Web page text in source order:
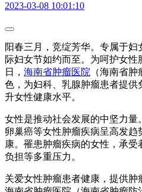
2023-03-08 10:01:10
阳春三月，竞绽芳华。专属于
际妇女节如约而至。为呵护女
日， 海南省肿瘤医院 （海南省
色，为妇科、乳腺肿瘤患者提
升女性健康水平。
女性是推动社会发展的中坚力量
卵巢癌等女性肿瘤疾病呈高发
康。罹患肿瘤疾病的女性，承
负担等多重压力。
关爱女性肿瘤患者健康，提供